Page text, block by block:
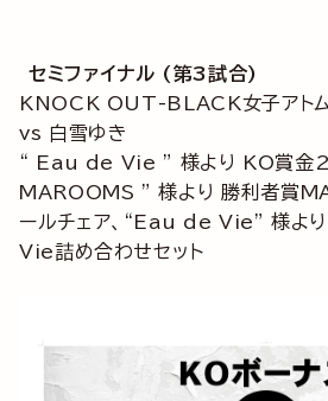
セミファイナル (第3試合)
KNOCK OUT-BLACK女子ア
vs 白雪ゆき
“ Eau de Vie ” 様より KO賞金
MAROOMS ” 様より 勝利者賞
ールチェア、“Eau de Vie” 様よ
Vie詰め合わせセット